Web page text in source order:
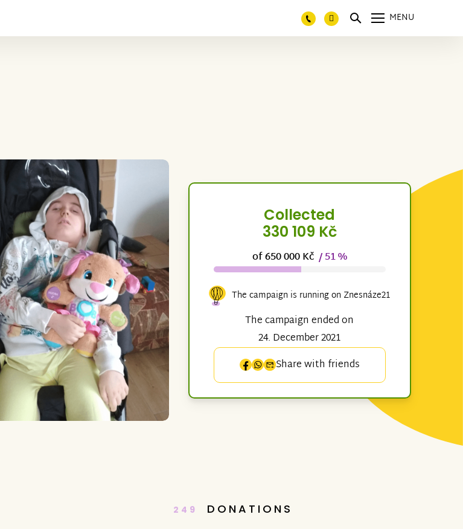
MENU
Collected
330 109 Kč
of 650 000 Kč / 51 %
The campaign is running on Znesnáze21
The campaign ended on
24. December 2021
Share with friends
249 DONATIONS